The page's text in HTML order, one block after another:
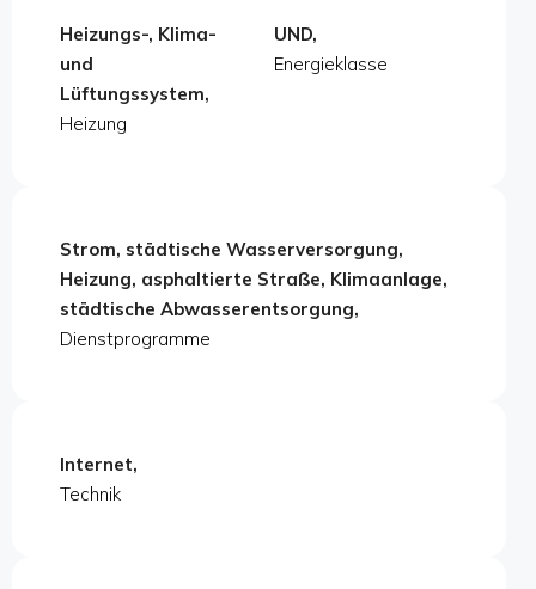
Heizungs-, Klima-
und
Lüftungssystem,
Heizung
UND,
Energieklasse
Strom, städtische Wasserversorgung,
Heizung, asphaltierte Straße, Klimaanlage,
städtische Abwasserentsorgung,
Dienstprogramme
Internet,
Technik